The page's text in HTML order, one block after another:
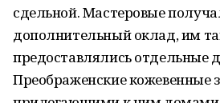
сдельной. Мастеровые
дополнительный оклад, им
предоставлялись отдельные
Преображенские кожевенные